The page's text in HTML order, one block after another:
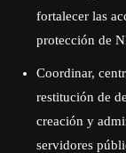
fortalecer las
protección de
Coordinar,
restitución de
creación y
servidores